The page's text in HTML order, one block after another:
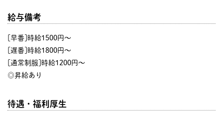
給与備考
[早番]時給1500円～
[遅番]時給1800円～
[通常制服]時給1200円～
◎昇給あり
待遇・福利厚生